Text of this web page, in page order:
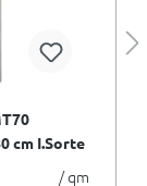
cm I.Sorte
/ qm